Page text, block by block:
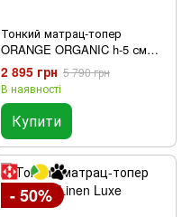
Тонкий матрац-топер
ORANGE ORGANIC h-5 см
180х190
2 895 грн 5 790 грн
В наявності
Купити
- 50%